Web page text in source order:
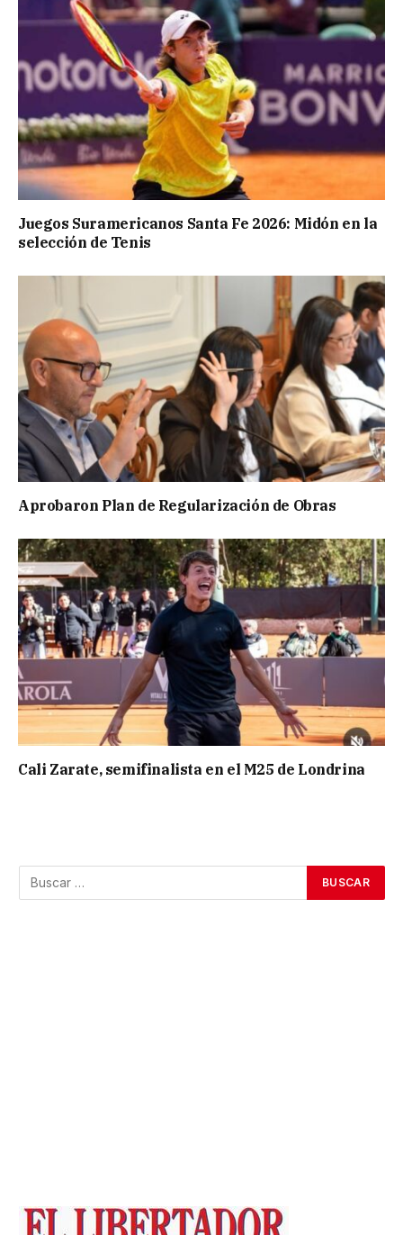
Juegos Suramericanos Santa Fe 2026: Midón en la
selección de Tenis
Aprobaron Plan de Regularización de Obras
Cali Zarate, semifinalista en el M25 de Londrina